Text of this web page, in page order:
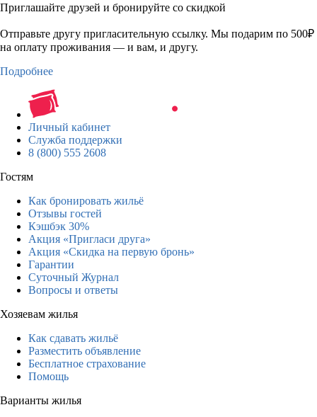
Приглашайте друзей и бронируйте со скидкой
Отправьте другу пригласительную ссылку. Мы подарим по 500₽
на оплату проживания — и вам, и другу.
Подробнее
Личный кабинет
Служба поддержки
8 (800) 555 2608
Гостям
Как бронировать жильё
Отзывы гостей
Кэшбэк 30%
Акция «Пригласи друга»
Акция «Скидка на первую бронь»
Гарантии
Суточный Журнал
Вопросы и ответы
Хозяевам жилья
Как сдавать жильё
Разместить объявление
Бесплатное страхование
Помощь
Варианты жилья